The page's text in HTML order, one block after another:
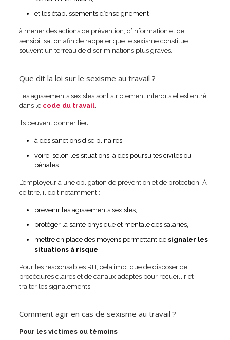
et les établissements d’enseignement
à mener des actions de prévention, d’information et de
sensibilisation afin de rappeler que le sexisme constitue
souvent un terreau de discriminations plus graves.
Que dit la loi sur le sexisme au travail ?
Les agissements sexistes sont strictement interdits et est entré
dans le code du travail.
Ils peuvent donner lieu :
à des sanctions disciplinaires,
voire, selon les situations, à des poursuites civiles ou
pénales.
L’employeur a une obligation de prévention et de protection. À
ce titre, il doit notamment :
prévenir les agissements sexistes,
protéger la santé physique et mentale des salariés,
mettre en place des moyens permettant de signaler les
situations à risque.
Pour les responsables RH, cela implique de disposer de
procédures claires et de canaux adaptés pour recueillir et
traiter les signalements.
Comment agir en cas de sexisme au travail ?
Pour les victimes ou témoins